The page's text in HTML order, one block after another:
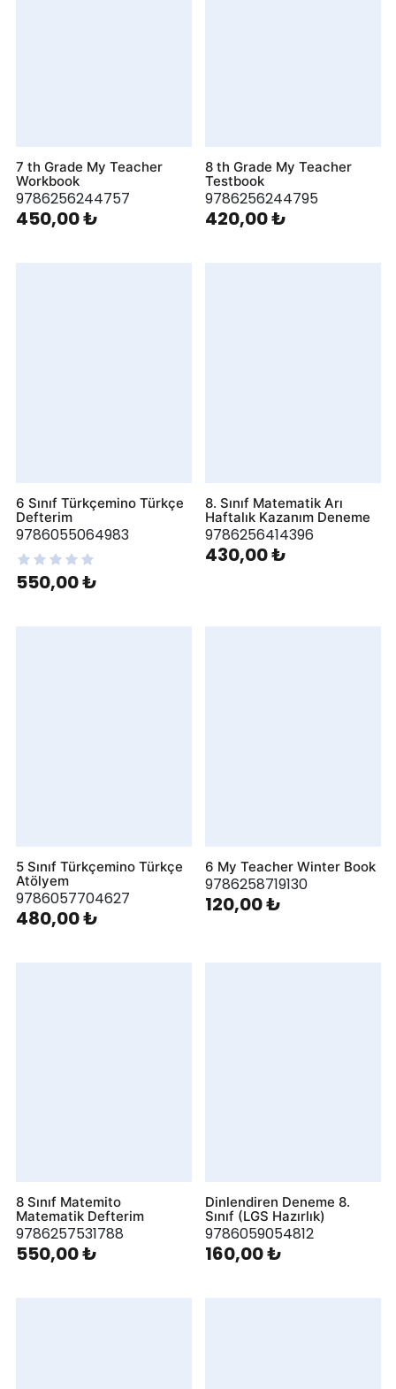
7 th Grade My Teacher
Workbook
9786256244757
450,00 ₺
8 th Grade My Teacher
Testbook
9786256244795
420,00 ₺
6 Sınıf Türkçemino Türkçe
Defterim
9786055064983
550,00 ₺
8. Sınıf Matematik Arı
Haftalık Kazanım Deneme
9786256414396
430,00 ₺
5 Sınıf Türkçemino Türkçe
Atölyem
9786057704627
480,00 ₺
6 My Teacher Winter Book
9786258719130
120,00 ₺
8 Sınıf Matemito
Matematik Defterim
9786257531788
550,00 ₺
Dinlendiren Deneme 8.
Sınıf (LGS Hazırlık)
9786059054812
160,00 ₺